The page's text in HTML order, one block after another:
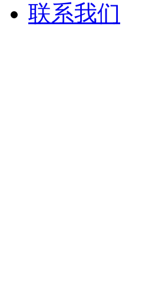
联系我们